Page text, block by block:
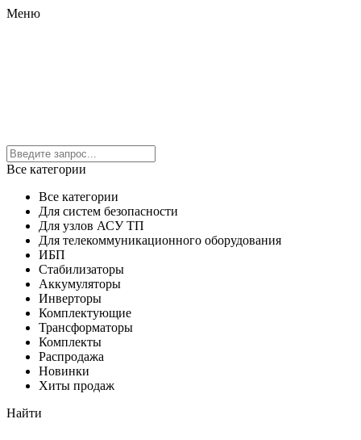
Меню
Все категории
Все категории
Для систем безопасности
Для узлов АСУ ТП
Для телекоммуникационного оборудования
ИБП
Стабилизаторы
Аккумуляторы
Инверторы
Комплектующие
Трансформаторы
Комплекты
Распродажа
Новинки
Хиты продаж
Найти